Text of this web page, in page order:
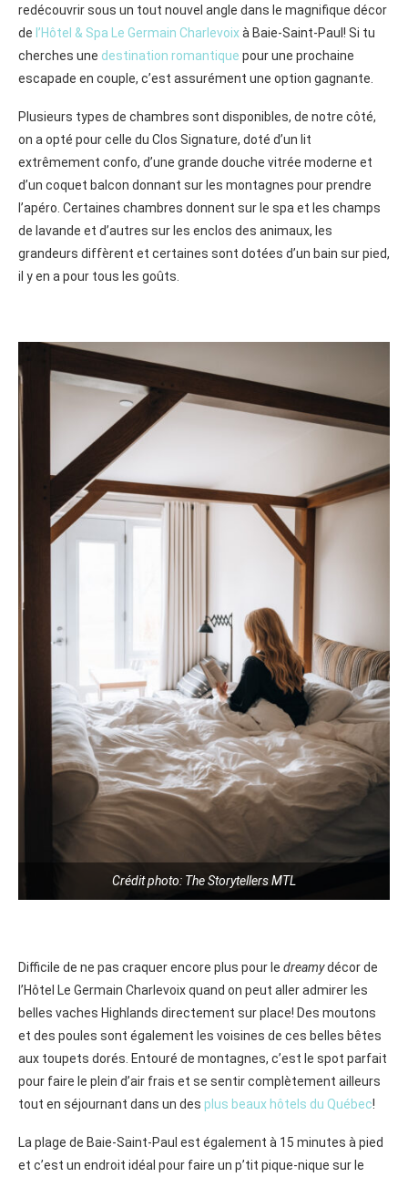
redécouvrir sous un tout nouvel angle dans le magnifique décor
de l’Hôtel & Spa Le Germain Charlevoixà Baie-Saint-Paul! Si tu
cherches une destination romantique pour une prochaine
escapade en couple, c’est assurément une option gagnante.
Plusieurs types de chambres sont disponibles, de notre côté,
on a opté pour celle du Clos Signature, doté d’un lit
extrêmement confo, d’une grande douche vitrée moderne et
d’un coquet balcon donnant sur les montagnes pour prendre
l’apéro. Certaines chambres donnent sur le spa et les champs
de lavande et d’autres sur les enclos des animaux, les
grandeurs diffèrent et certaines sont dotées d’un bain sur pied,
il y en a pour tous les goûts.
Crédit photo: The Storytellers MTL
Difficile de ne pas craquer encore plus pour le dreamydécor de
l’Hôtel Le Germain Charlevoix quand on peut aller admirer les
belles vaches Highlands directement sur place! ⁠Des moutons
et des poules sont également les voisines de ces belles bêtes
aux toupets dorés. Entouré de montagnes, c’est le spot parfait
pour faire le plein d’air frais et se sentir complètement ailleurs
tout en séjournant dans un des plus beaux hôtels du Québec!
La plage de Baie-Saint-Paul est également à 15 minutes à pied
et c’est un endroit idéal pour faire un p’tit pique-nique sur le